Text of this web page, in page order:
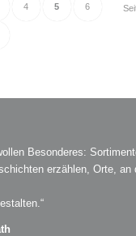
4 5 6
Besonderes:
erzählen, Orte, an